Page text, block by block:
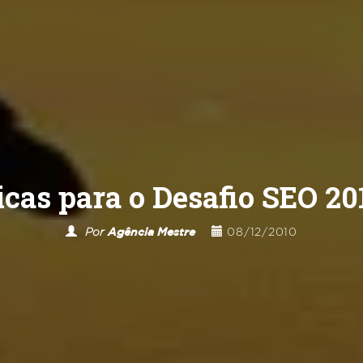
para o Desafio SEO
PorAgência Mestre 08/12/2010